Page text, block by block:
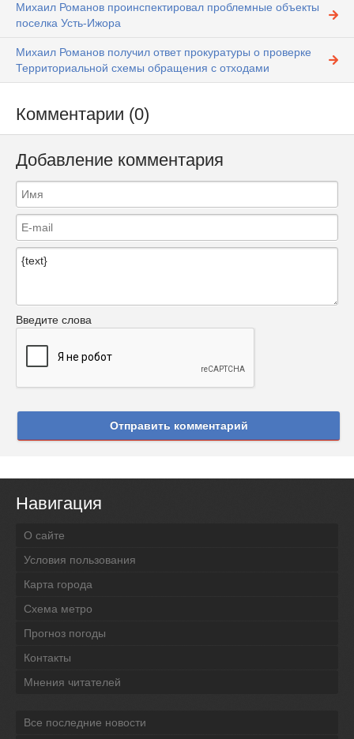
Михаил Романов проинспектировал проблемные объекты
поселка Усть-Ижора
Михаил Романов получил ответ прокуратуры о проверке
Территориальной схемы обращения с отходами
Комментарии (0)
Добавление комментария
Введите слова
Отправить комментарий
Навигация
О сайте
Условия пользования
Карта города
Схема метро
Прогноз погоды
Контакты
Мнения читателей
Все последние новости